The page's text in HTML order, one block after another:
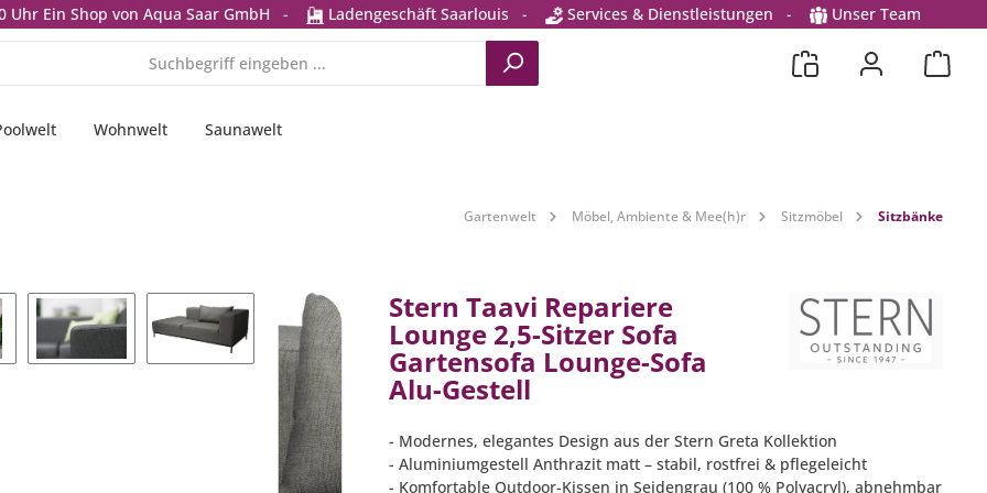
Uhr Ein Shop von Aqua Saar GmbH - Ladengeschäft Saarlouis - Services & Dienstleistungen - Unser Team
Wohnwelt Saunawelt
Gartenwelt Möbel, Ambiente & Mee(h)r Sitzmöbel Sitzbänke
Stern Taavi Repariere
Lounge 2,5-Sitzer Sofa
Gartensofa Lounge-Sofa
Alu-Gestell
- Modernes, elegantes Design aus der Stern Greta Kollektion
- Aluminiumgestell Anthrazit matt – stabil, rostfrei & pflegeleicht
- Komfortable Outdoor-Kissen in Seidengrau (100 % Polyacryl), abnehmbar